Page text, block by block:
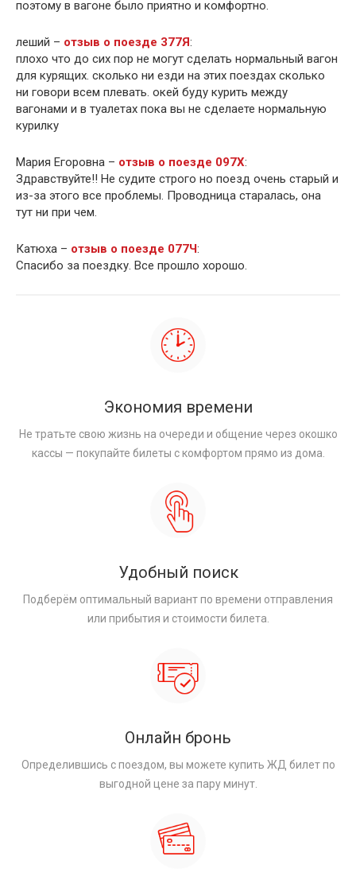
поэтому в вагоне было приятно и комфортно.
леший – отзыв о поезде 377Я:
плохо что до сих пор не могут сделать нормальный вагон
для курящих. сколько ни езди на этих поездах сколько
ни говори всем плевать. окей буду курить между
вагонами и в туалетах пока вы не сделаете нормальную
курилку
Мария Егоровна – отзыв о поезде 097Х:
Здравствуйте!! Не судите строго но поезд очень старый и
из-за этого все проблемы. Проводница старалась, она
тут ни при чем.
Катюха – отзыв о поезде 077Ч:
Спасибо за поездку. Все прошло хорошо.
Экономия времени
Не тратьте свою жизнь на очереди и общение через окошко
кассы — покупайте билеты с комфортом прямо из дома.
Удобный поиск
Подберём оптимальный вариант по времени отправления
или прибытия и стоимости билета.
Онлайн бронь
Определившись с поездом, вы можете купить ЖД билет по
выгодной цене за пару минут.